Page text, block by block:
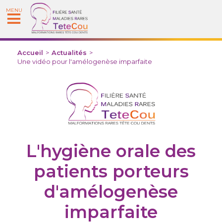
MENU
Accueil > Actualités >
Une vidéo pour l'amélogenèse imparfaite
L'hygiène orale des
patients porteurs
d'amélogenèse
imparfaite